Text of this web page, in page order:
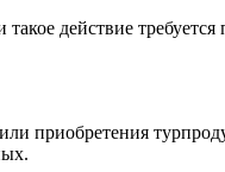
действие
приобретения